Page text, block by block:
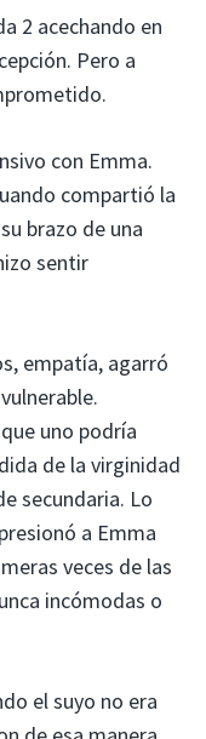
2 acechando en
Pero a
con Emma.
compartió la
brazo de una
sentir
empatía, agarró
uno podría
de la virginidad
secundaria. Lo
a Emma
veces de las
incómodas o
el suyo no era